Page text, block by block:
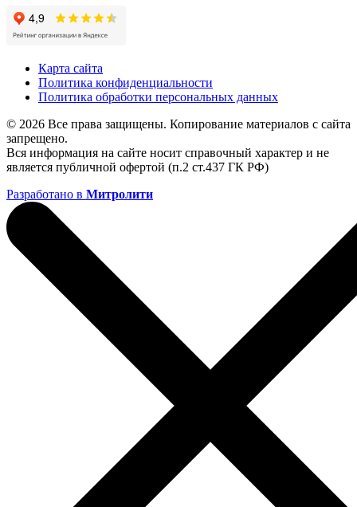
Карта сайта
Политика конфиденциальности
Политика обработки персональных данных
© 2026 Все права защищены. Копирование материалов с сайта
запрещено.
Вся информация на сайте носит справочный характер и не
является публичной офертой (п.2 ст.437 ГК РФ)
Разработано в Митролити